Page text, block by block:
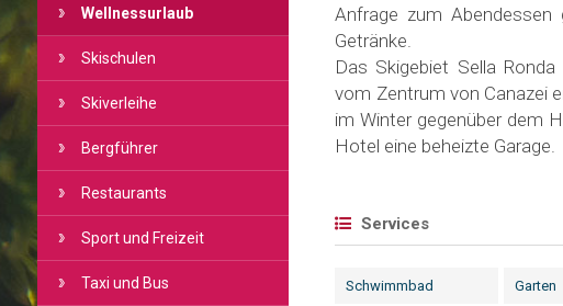
Wellnessurlaub
Skischulen
Skiverleihe
Bergführer
Restaurants
Sport und Freizeit
Taxi und Bus
Anfrage zum
Getränke.
Das Skigebiet Sella
vom Zentrum von Canazei
im Winter gegenüber dem
Hotel eine beheizte Garage.
Services
Schwimmbad Garten